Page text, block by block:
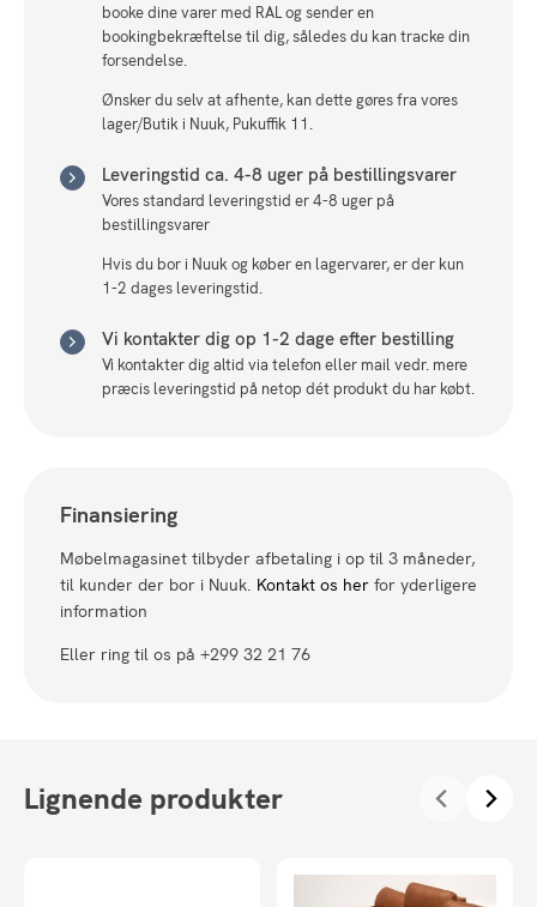
booke dine varer med RAL og sender en
bookingbekræftelse til dig, således du kan tracke din
forsendelse.
Ønsker du selv at afhente, kan dette gøres fra vores
lager/Butik i Nuuk, Pukuffik 11.
Leveringstid ca. 4-8 uger på bestillingsvarer
Vores standard leveringstid er 4-8 uger på
bestillingsvarer
Hvis du bor i Nuuk og køber en lagervarer, er der kun
1-2 dages leveringstid.
Vi kontakter dig op 1-2 dage efter bestilling
Vi kontakter dig altid via telefon eller mail vedr. mere
præcis leveringstid på netop dét produkt du har købt.
Finansiering
Møbelmagasinet tilbyder afbetaling i op til 3 måneder,
til kunder der bor i Nuuk. Kontakt os her for yderligere
information
Eller ring til os på +299 32 21 76
Lignende produkter